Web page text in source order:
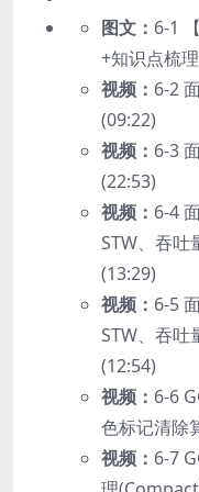
图文： 6-1
+知识点梳理
视频： 6-2
(09:22)
视频： 6-3
(22:53)
视频： 6-4
STW、吞
(13:29)
视频： 6-5
STW、吞
(12:54)
视频： 6-6
色标记清除
视频： 6-7